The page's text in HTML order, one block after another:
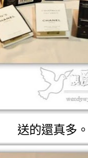
送的還真多